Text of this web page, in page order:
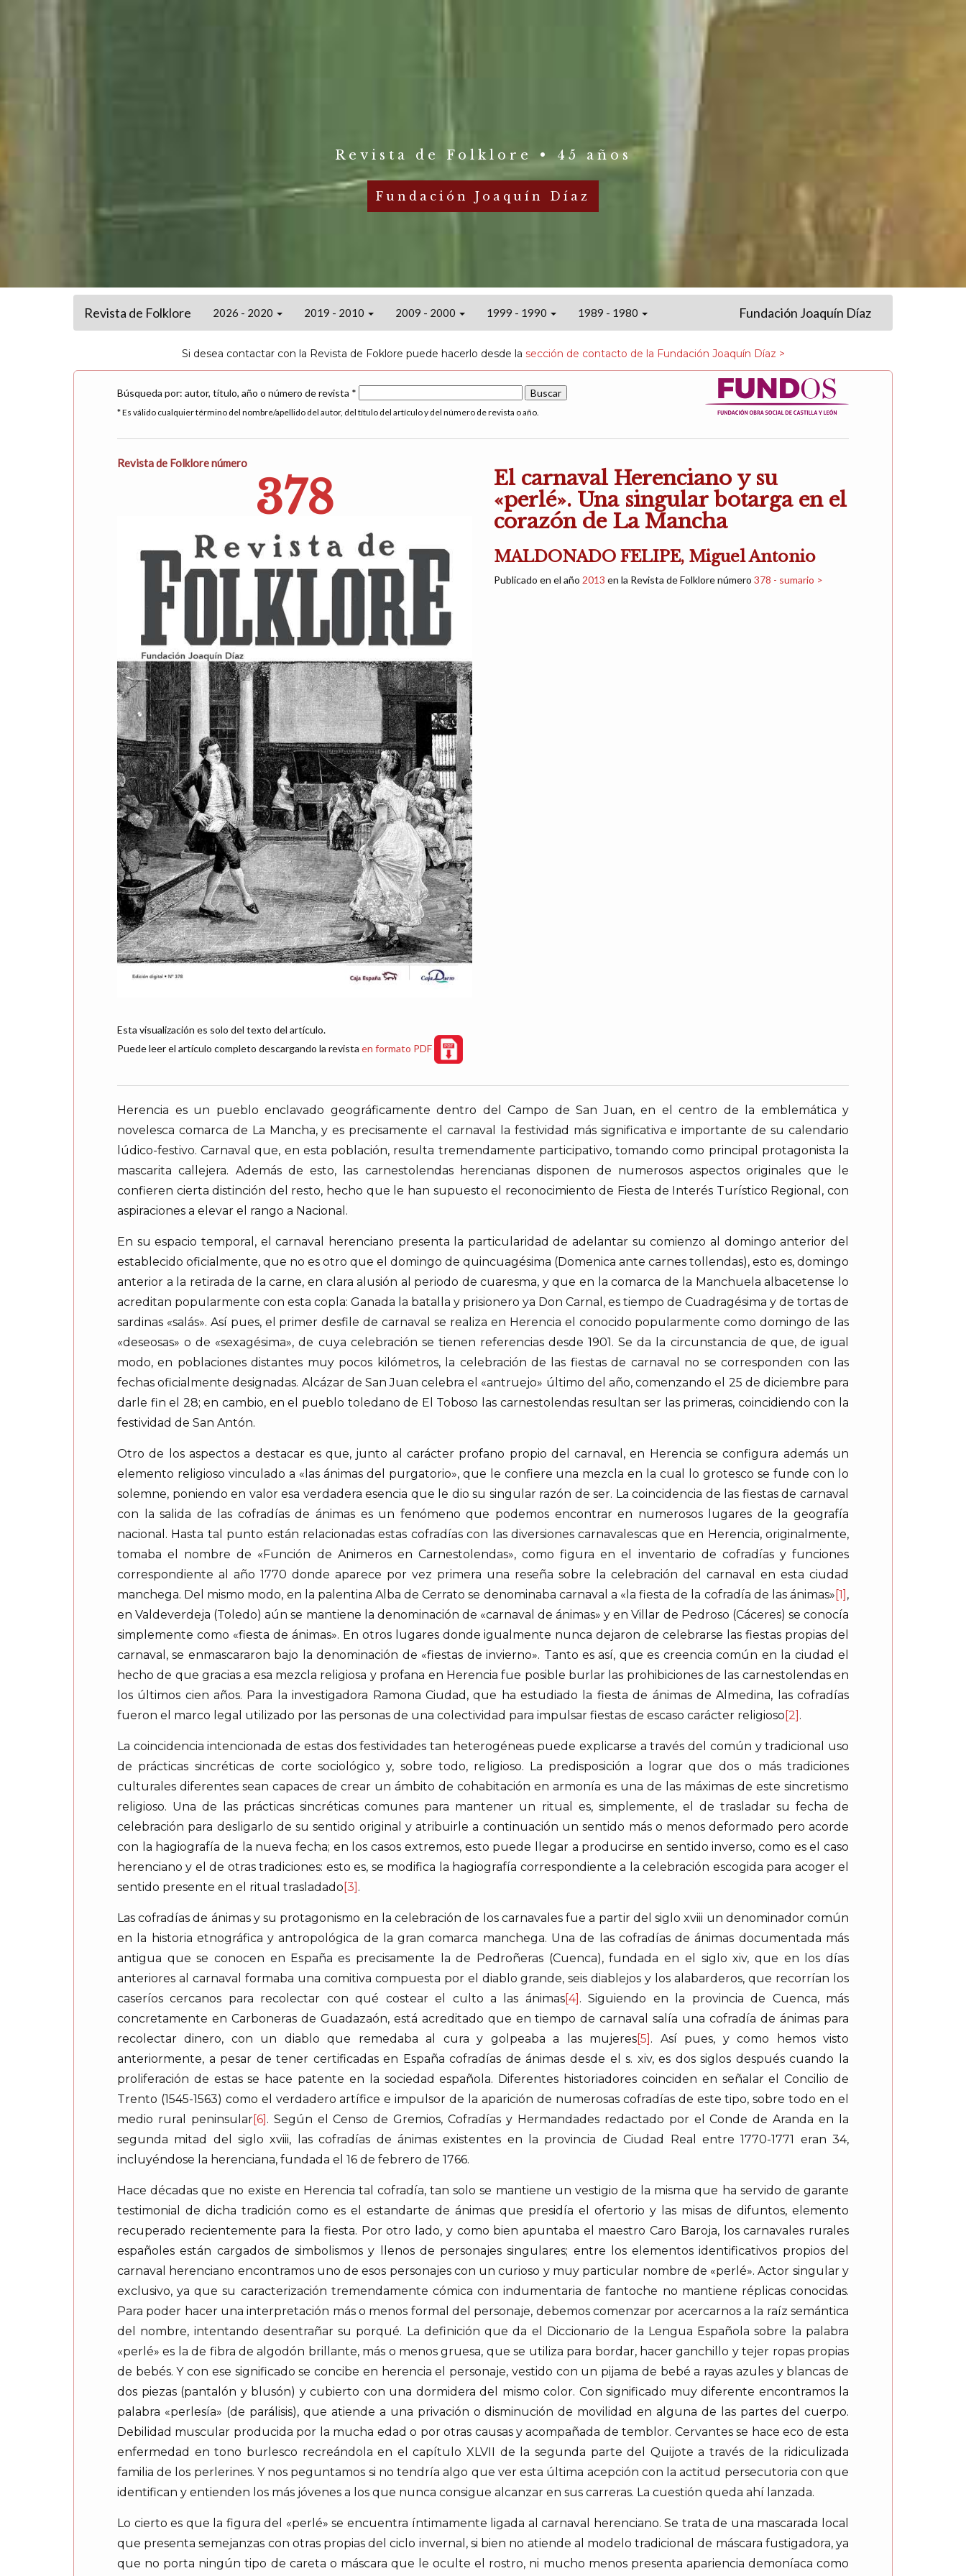
Revista de Folklore • 45 años
Fundación Joaquín Díaz
Revista de Folklore 2026 - 2020 2019 - 2010 2009 - 2000 1999 - 1990 1989 - 1980 Fundación Joaquín Díaz
Si desea contactar con la Revista de Foklore puede hacerlo desde la sección de contacto de la Fundación Joaquín Díaz >
Búsqueda por: autor, título, año o número de revista *
* Es válido cualquier término del nombre/apellido del autor, del título del artículo y del número de revista o año.
Revista de Folklore número
378
Esta visualización es solo del texto del artículo.
Puede leer el artículo completo descargando la revista en formato PDF
El carnaval Herenciano y su
«perlé». Una singular botarga en el
corazón de La Mancha
MALDONADO FELIPE, Miguel Antonio
Publicado en el año 2013 en la Revista de Folklore número 378 - sumario >
Herencia es un pueblo enclavado geográficamente dentro del Campo de San Juan, en el centro de la emblemática y
novelesca comarca de La Mancha, y es precisamente el carnaval la festividad más significativa e importante de su calendario
lúdico-festivo. Carnaval que, en esta población, resulta tremendamente participativo, tomando como principal protagonista la
mascarita callejera. Además de esto, las carnestolendas herencianas disponen de numerosos aspectos originales que le
confieren cierta distinción del resto, hecho que le han supuesto el reconocimiento de Fiesta de Interés Turístico Regional, con
aspiraciones a elevar el rango a Nacional.
En su espacio temporal, el carnaval herenciano presenta la particularidad de adelantar su comienzo al domingo anterior del
establecido oficialmente, que no es otro que el domingo de quincuagésima (Domenica ante carnes tollendas), esto es, domingo
anterior a la retirada de la carne, en clara alusión al periodo de cuaresma, y que en la comarca de la Manchuela albacetense lo
acreditan popularmente con esta copla: Ganada la batalla y prisionero ya Don Carnal, es tiempo de Cuadragésima y de tortas de
sardinas «salás». Así pues, el primer desfile de carnaval se realiza en Herencia el conocido popularmente como domingo de las
«deseosas» o de «sexagésima», de cuya celebración se tienen referencias desde 1901. Se da la circunstancia de que, de igual
modo, en poblaciones distantes muy pocos kilómetros, la celebración de las fiestas de carnaval no se corresponden con las
fechas oficialmente designadas. Alcázar de San Juan celebra el «antruejo» último del año, comenzando el 25 de diciembre para
darle fin el 28; en cambio, en el pueblo toledano de El Toboso las carnestolendas resultan ser las primeras, coincidiendo con la
festividad de San Antón.
Otro de los aspectos a destacar es que, junto al carácter profano propio del carnaval, en Herencia se configura además un
elemento religioso vinculado a «las ánimas del purgatorio», que le confiere una mezcla en la cual lo grotesco se funde con lo
solemne, poniendo en valor esa verdadera esencia que le dio su singular razón de ser. La coincidencia de las fiestas de carnaval
con la salida de las cofradías de ánimas es un fenómeno que podemos encontrar en numerosos lugares de la geografía
nacional. Hasta tal punto están relacionadas estas cofradías con las diversiones carnavalescas que en Herencia, originalmente,
tomaba el nombre de «Función de Animeros en Carnestolendas», como figura en el inventario de cofradías y funciones
correspondiente al año 1770 donde aparece por vez primera una reseña sobre la celebración del carnaval en esta ciudad
manchega. Del mismo modo, en la palentina Alba de Cerrato se denominaba carnaval a «la fiesta de la cofradía de las ánimas» [1] ,
en Valdeverdeja (Toledo) aún se mantiene la denominación de «carnaval de ánimas» y en Villar de Pedroso (Cáceres) se conocía
simplemente como «fiesta de ánimas». En otros lugares donde igualmente nunca dejaron de celebrarse las fiestas propias del
carnaval, se enmascararon bajo la denominación de «fiestas de invierno». Tanto es así, que es creencia común en la ciudad el
hecho de que gracias a esa mezcla religiosa y profana en Herencia fue posible burlar las prohibiciones de las carnestolendas en
los últimos cien años. Para la investigadora Ramona Ciudad, que ha estudiado la fiesta de ánimas de Almedina, las cofradías
fueron el marco legal utilizado por las personas de una colectividad para impulsar fiestas de escaso carácter religioso [2] .
La coincidencia intencionada de estas dos festividades tan heterogéneas puede explicarse a través del común y tradicional uso
de prácticas sincréticas de corte sociológico y, sobre todo, religioso. La predisposición a lograr que dos o más tradiciones
culturales diferentes sean capaces de crear un ámbito de cohabitación en armonía es una de las máximas de este sincretismo
religioso. Una de las prácticas sincréticas comunes para mantener un ritual es, simplemente, el de trasladar su fecha de
celebración para desligarlo de su sentido original y atribuirle a continuación un sentido más o menos deformado pero acorde
con la hagiografía de la nueva fecha; en los casos extremos, esto puede llegar a producirse en sentido inverso, como es el caso
herenciano y el de otras tradiciones: esto es, se modifica la hagiografía correspondiente a la celebración escogida para acoger el
sentido presente en el ritual trasladado [3] .
Las cofradías de ánimas y su protagonismo en la celebración de los carnavales fue a partir del siglo xviii un denominador común
en la historia etnográfica y antropológica de la gran comarca manchega. Una de las cofradías de ánimas documentada más
antigua que se conocen en España es precisamente la de Pedroñeras (Cuenca), fundada en el siglo xiv, que en los días
anteriores al carnaval formaba una comitiva compuesta por el diablo grande, seis diablejos y los alabarderos, que recorrían los
caseríos cercanos para recolectar con qué costear el culto a las ánimas[4] . Siguiendo en la provincia de Cuenca, más
concretamente en Carboneras de Guadazaón, está acreditado que en tiempo de carnaval salía una cofradía de ánimas para
recolectar dinero, con un diablo que remedaba al cura y golpeaba a las mujeres [5] . Así pues, y como hemos visto
anteriormente, a pesar de tener certificadas en España cofradías de ánimas desde el s. xiv, es dos siglos después cuando la
proliferación de estas se hace patente en la sociedad española. Diferentes historiadores coinciden en señalar el Concilio de
Trento (1545-1563) como el verdadero artífice e impulsor de la aparición de numerosas cofradías de este tipo, sobre todo en el
medio rural peninsular[6] . Según el Censo de Gremios, Cofradías y Hermandades redactado por el Conde de Aranda en la
segunda mitad del siglo xviii, las cofradías de ánimas existentes en la provincia de Ciudad Real entre 1770-1771 eran 34,
incluyéndose la herenciana, fundada el 16 de febrero de 1766.
Hace décadas que no existe en Herencia tal cofradía, tan solo se mantiene un vestigio de la misma que ha servido de garante
testimonial de dicha tradición como es el estandarte de ánimas que presidía el ofertorio y las misas de difuntos, elemento
recuperado recientemente para la fiesta. Por otro lado, y como bien apuntaba el maestro Caro Baroja, los carnavales rurales
españoles están cargados de simbolismos y llenos de personajes singulares; entre los elementos identificativos propios del
carnaval herenciano encontramos uno de esos personajes con un curioso y muy particular nombre de «perlé». Actor singular y
exclusivo, ya que su caracterización tremendamente cómica con indumentaria de fantoche no mantiene réplicas conocidas.
Para poder hacer una interpretación más o menos formal del personaje, debemos comenzar por acercarnos a la raíz semántica
del nombre, intentando desentrañar su porqué. La definición que da el Diccionario de la Lengua Española sobre la palabra
«perlé» es la de fibra de algodón brillante, más o menos gruesa, que se utiliza para bordar, hacer ganchillo y tejer ropas propias
de bebés. Y con ese significado se concibe en herencia el personaje, vestido con un pijama de bebé a rayas azules y blancas de
dos piezas (pantalón y blusón) y cubierto con una dormidera del mismo color. Con significado muy diferente encontramos la
palabra «perlesía» (de parálisis), que atiende a una privación o disminución de movilidad en alguna de las partes del cuerpo.
Debilidad muscular producida por la mucha edad o por otras causas y acompañada de temblor. Cervantes se hace eco de esta
enfermedad en tono burlesco recreándola en el capítulo XLVII de la segunda parte del Quijote a través de la ridiculizada
familia de los perlerines. Y nos peguntamos si no tendría algo que ver esta última acepción con la actitud persecutoria con que
identifican y entienden los más jóvenes a los que nunca consigue alcanzar en sus carreras. La cuestión queda ahí lanzada.
Lo cierto es que la figura del «perlé» se encuentra íntimamente ligada al carnaval herenciano. Se trata de una mascarada local
que presenta semejanzas con otras propias del ciclo invernal, si bien no atiende al modelo tradicional de máscara fustigadora, ya
que no porta ningún tipo de careta o máscara que le oculte el rostro, ni mucho menos presenta apariencia demoníaca como